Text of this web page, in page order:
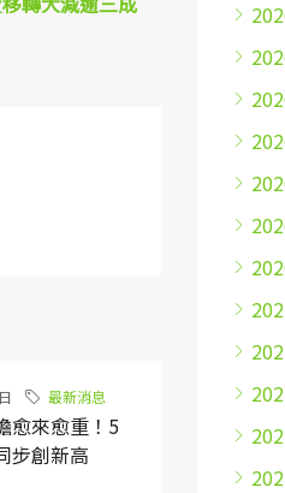
最新消息
愈來愈重！5
步創新高